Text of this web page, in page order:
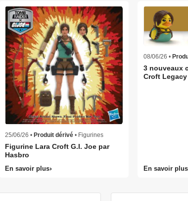
25/06/26 • Produit dérivé • Figurines
Figurine Lara Croft G.I. Joe par
Hasbro
En savoir plus
08/06/26 •
3 nouveaux
Croft
En savoir plus